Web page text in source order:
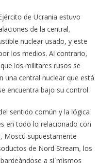
de Ucrania estuvo
de la central,
nuclear usado, y este
los medios. Al contrario,
los militares rusos se
una central nuclear que está
encuentra bajo su control.
sentido común y la lógica
en todo lo relacionado con
Moscú supuestamente
de Nord Stream, los
a sí mismos